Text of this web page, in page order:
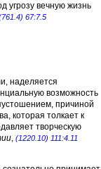
угрозу вечную жизнь
67:7.5
наделяется
возможность
причиной
которая толкает к
творческую
, (1220.10) 111:4.11